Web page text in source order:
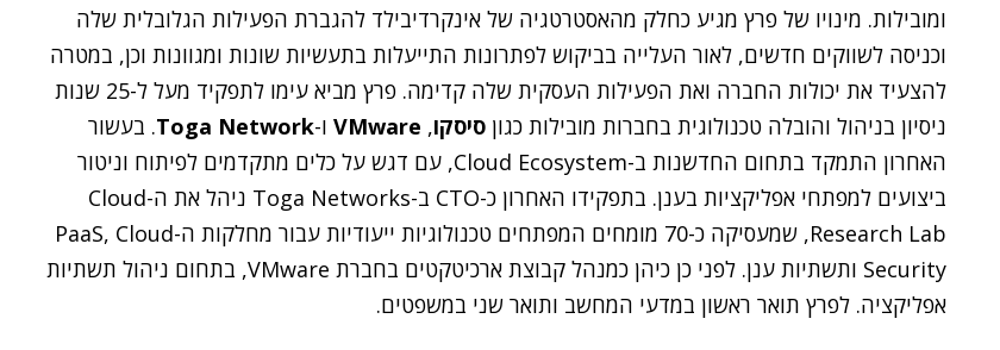
ומובילות. מינויו של פרץ מגיע כחלק מהאסטרטגיה של אינקרדיבילד להגברת הפעילות הגלובלית שלה
וכניסה לשווקים חדשים, לאור העלייה בביקוש לפתרונות התייעלות בתעשיות שונות ומגוונות וכן, במטרה
להצעיד את יכולות החברה ואת הפעילות העסקית שלה קדימה. פרץ מביא עימו לתפקיד מעל ל-25 שנות
ניסיון בניהול והובלה טכנולוגית בחברות מובילות כגון סיסקו,
VMware ו-Toga Network. בעשור
האחרון התמקד בתחום החדשנות ב-Cloud Ecosystem, עם דגש על כלים מתקדמים לפיתוח וניטור
ביצועים למפתחי אפליקציות בענן. בתפקידו האחרון כ-CTO ב-Toga Networks ניהל את ה-Cloud
Research Lab, שמעסיקה כ-70 מומחים המפתחים טכנולוגיות ייעודיות עבור מחלקות ה-PaaS, Cloud
Security ותשתיות ענן. לפני כן כיהן כמנהל קבוצת ארכיטקטים בחברת VMware, בתחום ניהול תשתיות
אפליקציה. לפרץ תואר ראשון במדעי המחשב ותואר שני במשפטים.